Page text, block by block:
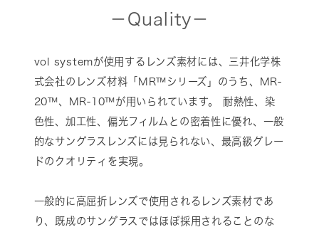
－Quality－
vol systemが使用するレンズ素材には、三井化学株
式会社のレンズ材料「MR™シリーズ」のうち、MR-
20™、MR-10™が用いられています。 耐熱性、染
色性、加工性、偏光フィルムとの密着性に優れ、一般
的なサングラスレンズには見られない、最高級グレー
ドのクオリティを実現。
一般的に高屈折レンズで使用されるレンズ素材であ
り、既成のサングラスではほぼ採用されることのな